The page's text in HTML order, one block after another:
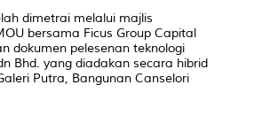
dimetrai melalui majlis
bersama Ficus Group Capital
dokumen pelesenan teknologi
Bhd. yang diadakan secara hibrid
Putra, Bangunan Canselori